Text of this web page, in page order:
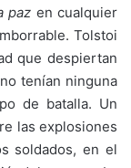
paz en cualquier
Tolstoi
que despiertan
tenían ninguna
de batalla. Un
las explosiones
soldados, en el